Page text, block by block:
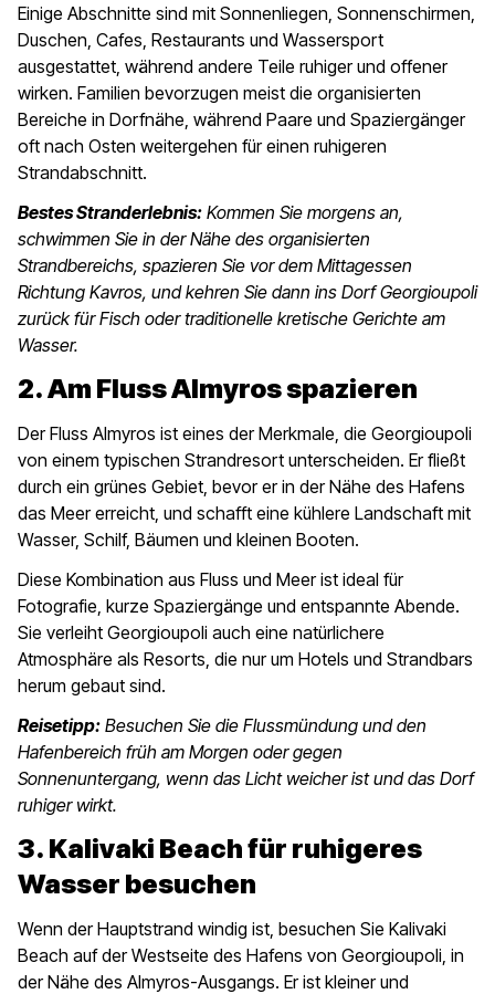
Einige Abschnitte sind mit Sonnenliegen, Sonnenschirmen,
Duschen, Cafes, Restaurants und Wassersport
ausgestattet, während andere Teile ruhiger und offener
wirken. Familien bevorzugen meist die organisierten
Bereiche in Dorfnähe, während Paare und Spaziergänger
oft nach Osten weitergehen für einen ruhigeren
Strandabschnitt.
Bestes Stranderlebnis: Kommen Sie morgens an,
schwimmen Sie in der Nähe des organisierten
Strandbereichs, spazieren Sie vor dem Mittagessen
Richtung Kavros, und kehren Sie dann ins Dorf Georgioupoli
zurück für Fisch oder traditionelle kretische Gerichte am
Wasser.
2. Am Fluss Almyros spazieren
Der Fluss Almyros ist eines der Merkmale, die Georgioupoli
von einem typischen Strandresort unterscheiden. Er fließt
durch ein grünes Gebiet, bevor er in der Nähe des Hafens
das Meer erreicht, und schafft eine kühlere Landschaft mit
Wasser, Schilf, Bäumen und kleinen Booten.
Diese Kombination aus Fluss und Meer ist ideal für
Fotografie, kurze Spaziergänge und entspannte Abende.
Sie verleiht Georgioupoli auch eine natürlichere
Atmosphäre als Resorts, die nur um Hotels und Strandbars
herum gebaut sind.
Reisetipp: Besuchen Sie die Flussmündung und den
Hafenbereich früh am Morgen oder gegen
Sonnenuntergang, wenn das Licht weicher ist und das Dorf
ruhiger wirkt.
3. Kalivaki Beach für ruhigeres
Wasser besuchen
Wenn der Hauptstrand windig ist, besuchen Sie Kalivaki
Beach auf der Westseite des Hafens von Georgioupoli, in
der Nähe des Almyros-Ausgangs. Er ist kleiner und